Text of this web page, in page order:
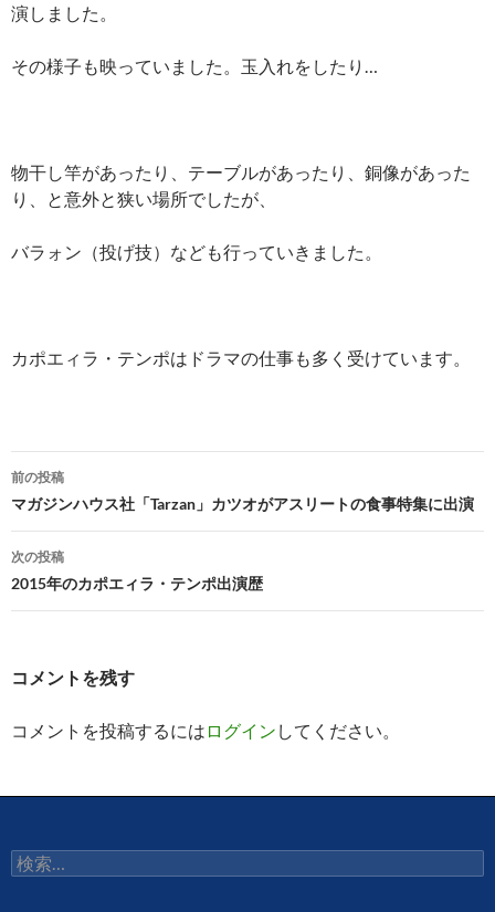
演しました。
その様子も映っていました。玉入れをしたり…
物干し竿があったり、テーブルがあったり、銅像があった
り、と意外と狭い場所でしたが、
バラォン（投げ技）なども行っていきました。
カポエィラ・テンポはドラマの仕事も多く受けています。
投
稿
ナ
ビ
ゲ
ョ
前の投稿
マガジンハウス社「Tarzan」カツオがアスリートの食事特集に出演
次の投稿
2015年のカポエィラ・テンポ出演歴
コメントを残す
コメントを投稿するには ログイン してください。
検
索: